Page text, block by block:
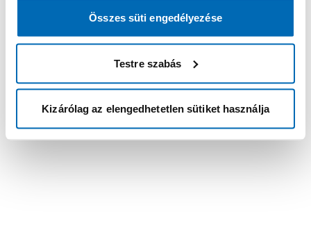
Összes süti engedélyezése
Testre szabás
Kizárólag az elengedhetetlen sütiket használja